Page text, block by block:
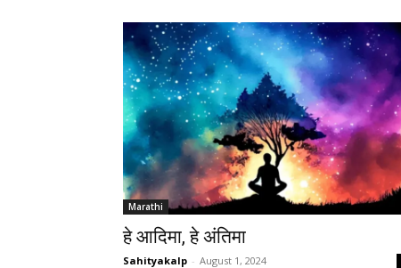
Marathi
हे आदिमा, हे अंतिमा
Sahityakalp - August 1, 2024